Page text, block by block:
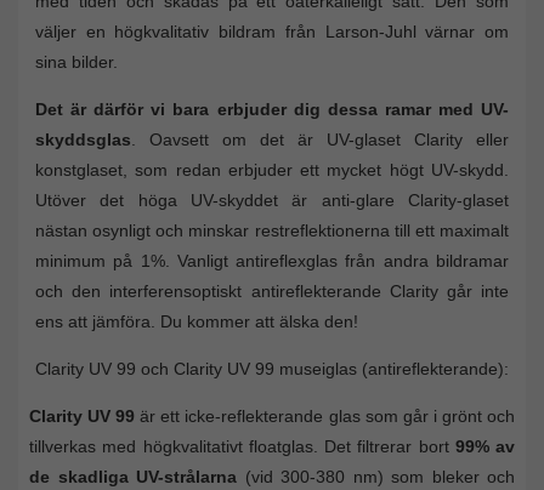
väljer en högkvalitativ bildram från Larson-Juhl värnar om
sina bilder.
Det är därför vi bara erbjuder dig dessa ramar med UV-
skyddsglas . Oavsett om det är UV-glaset Clarity eller
konstglaset, som redan erbjuder ett mycket högt UV-skydd.
Utöver det höga UV-skyddet är anti-glare Clarity-glaset
nästan osynligt och minskar restreflektionerna till ett maximalt
minimum på 1%. Vanligt antireflexglas från andra bildramar
och den interferensoptiskt antireflekterande Clarity går inte
ens att jämföra. Du kommer att älska den!
Clarity UV 99 och Clarity UV 99 museiglas (antireflekterande):
Clarity UV 99 är ett icke-reflekterande glas som går i grönt och
tillverkas med högkvalitativt floatglas. Det filtrerar bort 99% av
de skadliga UV-strålarna (vid 300-380 nm) som bleker och